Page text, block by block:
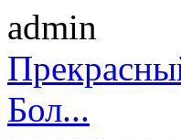
admin
Бол...